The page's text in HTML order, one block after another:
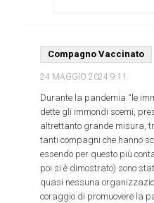
Compagno Vaccinato
24 MAGGIO 20249:11
Durante la pandemia “le
dette gli immondi scemi,
altrettanto grande misura,
tanti compagni che hanno
essendo per questo più
poi si è dimostrato) sono
quasi nessuna
coraggio di promuovere la